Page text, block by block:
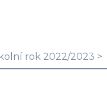
rok 2022/2023